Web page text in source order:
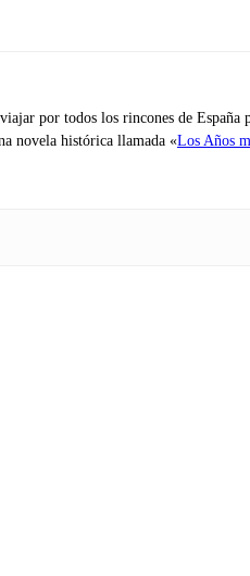
por todos los rincones de España
novela histórica llamada «Los Años